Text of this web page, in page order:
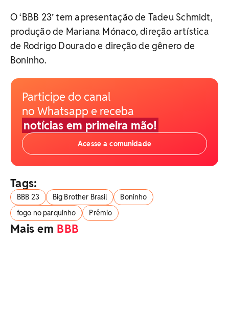
O ‘BBB 23’ tem apresentação de Tadeu Schmidt,
produção de Mariana Mónaco, direção artística
de Rodrigo Dourado e direção de gênero de
Boninho.
Participe do canal
no Whatsapp e receba
notícias em primeira mão!
Acesse a comunidade
Tags:
BBB 23 Big Brother Brasil
Boninho
fogo no parquinho
Prêmio
Mais em BBB